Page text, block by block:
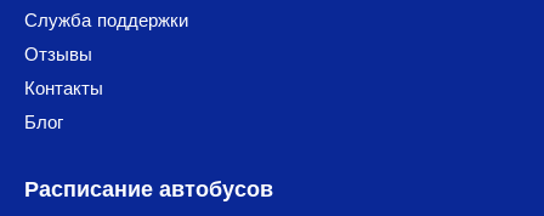
Служба поддержки
Отзывы
Контакты
Блог
Расписание автобусов